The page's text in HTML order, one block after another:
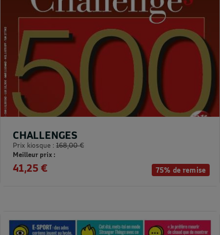
75% de remise
CHALLENGES
Prix kiosque : 168,00 €
Meilleur prix :
41,25 €